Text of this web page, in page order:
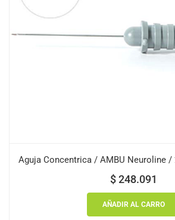
$248.091
AÑADIR AL CARRO